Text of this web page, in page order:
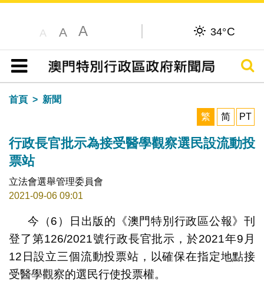
A A A 34°C
目錄
搜尋
首頁
新聞
繁
简 PT
行政長官批示為接受醫學觀察選民設流動投
票站
立法會選舉管理委員會
2021-09-06 09:01
今（6）日出版的《澳門特別行政區公報》刊
登了第126/2021號行政長官批示，於2021年9月
12日設立三個流動投票站，以確保在指定地點接
受醫學觀察的選民行使投票權。